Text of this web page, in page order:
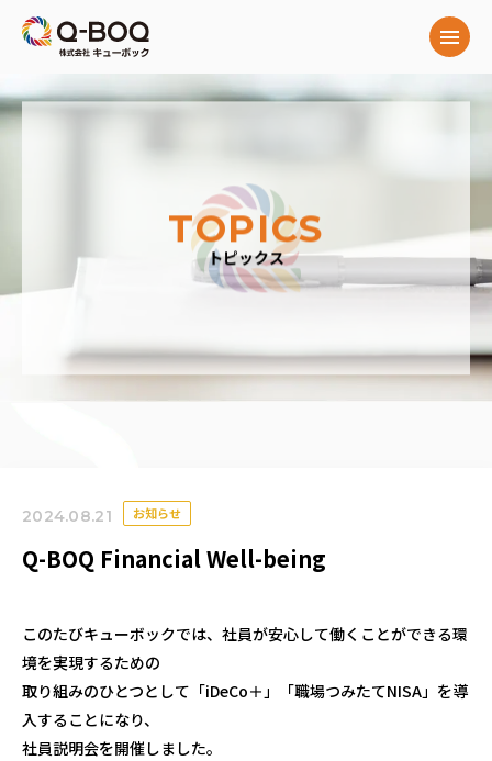
BOQ
株
ー
TOPICS
トピックス
2024.08.21 お知らせ
Q-BOQ Financial Well-being
このたびキューボックでは、社員が安心して働くことができる環
境を実現するための
取り組みのひとつとして「iDeCo＋」「職場つみたてNISA」を導
入することになり、
社員説明会を開催しました。